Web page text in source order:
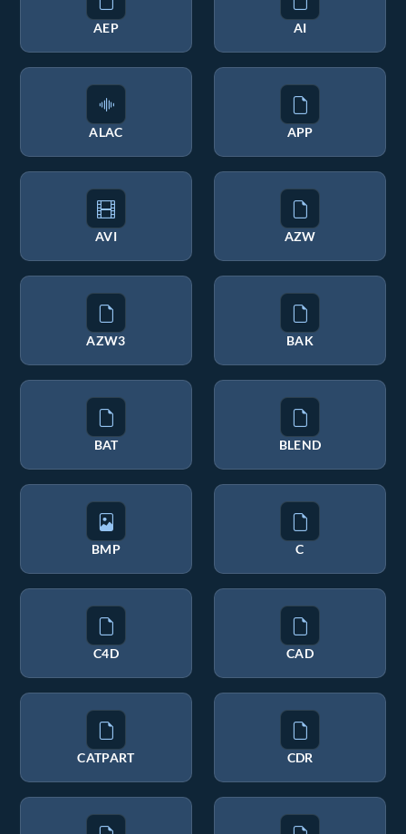
AEP AI
ALAC APP
AVI AZW
AZW3 BAK
BAT BLEND
BMP C
C4D CAD
CATPART CDR